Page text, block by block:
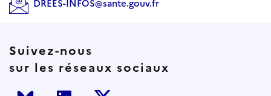
DREES-INFOS@sante.gouv.fr
Suivez-nous
sur les réseaux sociaux